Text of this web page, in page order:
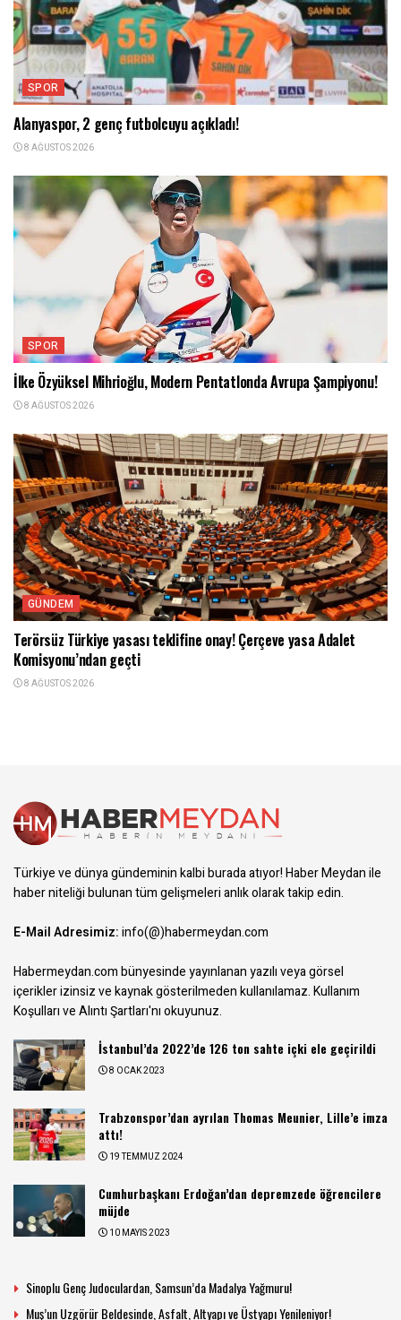
SPOR
Alanyaspor, 2 genç futbolcuyu açıkladı!
8 AĞUSTOS 2026
SPOR
İlke Özyüksel Mihrioğlu, Modern Pentatlonda Avrupa Şampiyonu!
8 AĞUSTOS 2026
GÜNDEM
Terörsüz Türkiye yasası teklifine onay! Çerçeve yasa Adalet
Komisyonu’ndan geçti
8 AĞUSTOS 2026
Türkiye ve dünya gündeminin kalbi burada atıyor! Haber Meydan ile
haber niteliği bulunan tüm gelişmeleri anlık olarak takip edin.
E-Mail Adresimiz:info(@)habermeydan.com
Habermeydan.com bünyesinde yayınlanan yazılı veya görsel
içerikler izinsiz ve kaynak gösterilmeden kullanılamaz.Kullanım
Koşulları ve Alıntı Şartları'nı okuyunuz.
İstanbul’da 2022’de 126 ton sahte içki ele geçirildi
8 OCAK 2023
Trabzonspor’dan ayrılan Thomas Meunier, Lille’e imza
attı!
19 TEMMUZ 2024
Cumhurbaşkanı Erdoğan’dan depremzede öğrencilere
müjde
10 MAYIS 2023
Sinoplu Genç Judoculardan, Samsun’da Madalya Yağmuru!
Muş’un Uzgörür Beldesinde, Asfalt, Altyapı ve Üstyapı Yenileniyor!